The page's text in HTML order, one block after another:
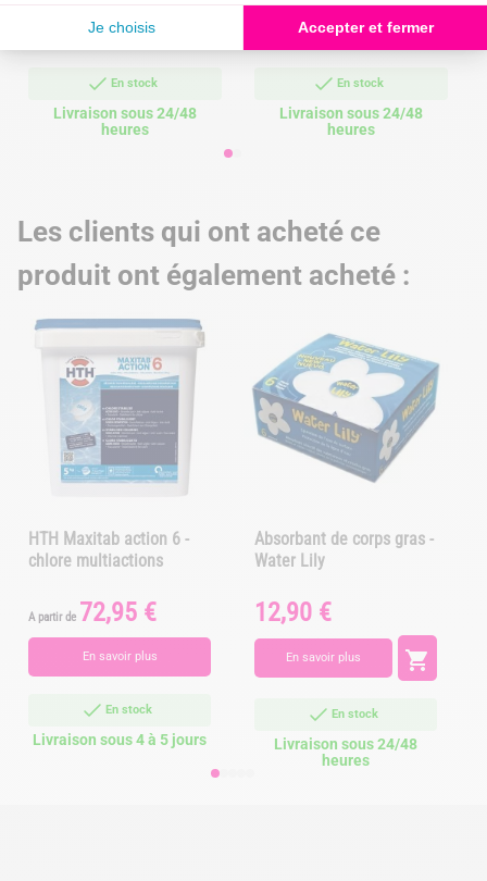
base
En savoir plus
En stock
Livraison sous 24/48
heures
En savoir plus 
En stock
Livraison sous 24/48
heures
Les clients qui ont acheté ce
produit ont également acheté :
HTH Maxitab action 6 -
chlore multiactions
A partir de Prix
72,95 €
En savoir plus
En stock
Livraison sous 4 à 5 jours
Absorbant de corps gras -
Water Lily
Prix
12,90 €
En savoir plus 
En stock
Livraison sous 24/48
heures